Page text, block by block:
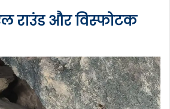
राउंड और विस्फोटक